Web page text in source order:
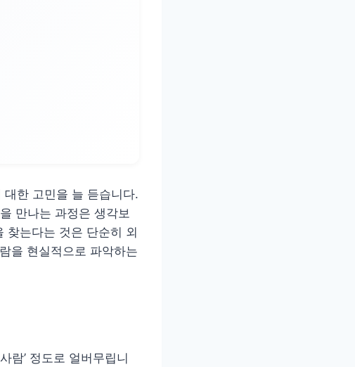
대한 고민을 늘 듣습니다.
만나는 과정은 생각보
찾는다는 것은 단순히 외
을 현실적으로 파악하는
람’ 정도로 얼버무립니